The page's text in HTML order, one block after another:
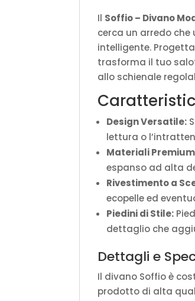
Il Soffio – Divano
cerca un arredo
intelligente.
trasforma il tuo
allo schienale
Design Versatile:
lettura o
Materiali
espanso ad alta
Rivestimento a
ecopelle ed
Piedini di Stile:
dettaglio che
Dettagli e
Il divano Soffio è
prodotto di alta